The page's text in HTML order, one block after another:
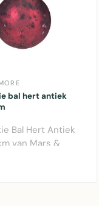
bal hert antiek
Bal Hert Antiek
van Mars &
kerstbal met